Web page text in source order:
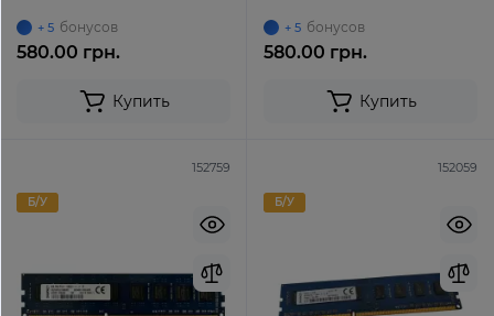
+ 5 бонусов
580.00 грн.
Купить
UDIMM non-ECC Unbuffered
+ 5 бонусов
580.00 грн.
Купить
152759
Б/У
152059
Б/У